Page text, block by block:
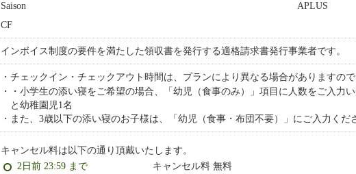
Saison
APLUS
CF
インボイス制度の要件を満たした領収書を発行する適格請求書発行事業者です。
チェックイン・チェックアウト時間は、プランにより異なる場合がありますので
・小学生の添い寝をご希望の場合、「幼児（食事のみ）」項目に人数をご入
と幼稚園児1名
また、3歳以下の添い寝のお子様は、「幼児（食事・布団不要）」にご入力くだ
キャンセル料は以下の通り頂戴いたします。
2日前 23:59 まで キャンセル料 無料